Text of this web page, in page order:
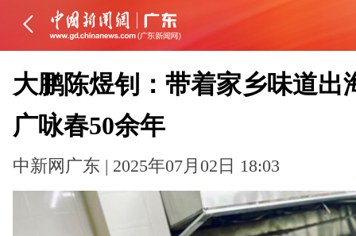
大鹏陈煜钊：带着家乡味道出
广咏春50余年
中新网广东 | 2025年07月02日 18:03